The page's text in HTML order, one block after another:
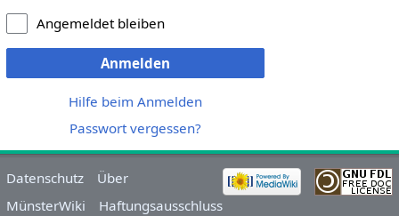
Angemeldet bleiben
Anmelden
Hilfe beim Anmelden
Passwort vergessen?
Datenschutz
Über
MünsterWiki
Haftungsausschluss